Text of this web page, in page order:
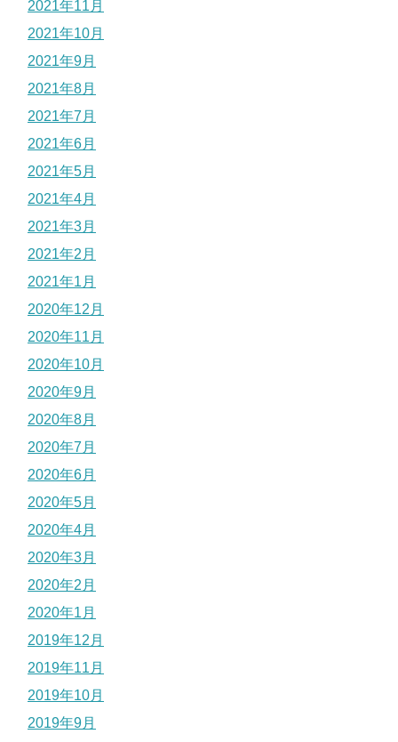
2021年11月
2021年10月
2021年9月
2021年8月
2021年7月
2021年6月
2021年5月
2021年4月
2021年3月
2021年2月
2021年1月
2020年12月
2020年11月
2020年10月
2020年9月
2020年8月
2020年7月
2020年6月
2020年5月
2020年4月
2020年3月
2020年2月
2020年1月
2019年12月
2019年11月
2019年10月
2019年9月